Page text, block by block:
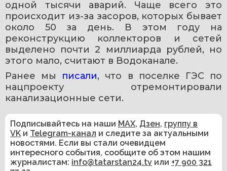
одной тысячи аварий. Чаще всего это
происходит из-за засоров, которых бывает
около 50 за день. В этом году на
реконструкцию коллекторов и сетей
выделено почти 2 миллиарда рублей, но
этого мало, считают в Водоканале.
Ранее мы писали, что в поселке ГЭС по
нацпроекту отремонтировали
канализационные сети.
Подписывайтесь на наши MAX, Дзен, группу в
VK и Telegram-канал и следите за актуальными
новостями. Если вы стали очевидцем
интересного события, сообщите об этом нашим
журналистам: info@tatarstan24.tv или +7 900 321